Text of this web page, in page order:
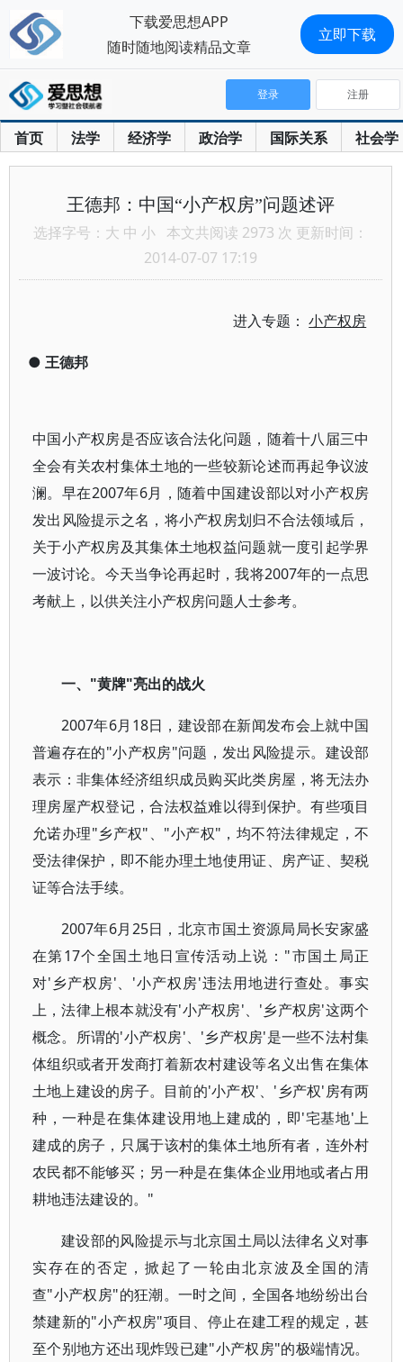
首页 法学 经济学 政治学 国际关系 社会学
登录 注册
王德邦：中国“小产权房”问题述评
选择字号： 大 中 小 本文共阅读 2973 次 更新时间：
2014-07-07 17:19
进入专题：小产权房
● 王德邦
中国小产权房是否应该合法化问题，随着十八届三中
全会有关农村集体土地的一些较新论述而再起争议波
澜。早在2007年6月，随着中国建设部以对小产权房
发出风险提示之名，将小产权房划归不合法领域后，
关于小产权房及其集体土地权益问题就一度引起学界
一波讨论。今天当争论再起时，我将2007年的一点思
考献上，以供关注小产权房问题人士参考。
一、"黄牌"亮出的战火
2007年6月18日，建设部在新闻发布会上就中国
普遍存在的"小产权房"问题，发出风险提示。建设部
表示：非集体经济组织成员购买此类房屋，将无法办
理房屋产权登记，合法权益难以得到保护。有些项目
允诺办理"乡产权"、"小产权"，均不符法律规定，不
受法律保护，即不能办理土地使用证、房产证、契税
证等合法手续。
2007年6月25日，北京市国土资源局局长安家盛
在第17个全国土地日宣传活动上说："市国土局正
对'乡产权房'、'小产权房'违法用地进行查处。事实
上，法律上根本就没有'小产权房'、'乡产权房'这两个
概念。所谓的'小产权房'、'乡产权房'是一些不法村集
体组织或者开发商打着新农村建设等名义出售在集体
土地上建设的房子。目前的'小产权'、'乡产权'房有两
种，一种是在集体建设用地上建成的，即'宅基地'上
建成的房子，只属于该村的集体土地所有者，连外村
农民都不能够买；另一种是在集体企业用地或者占用
耕地违法建设的。"
建设部的风险提示与北京国土局以法律名义对事
实存在的否定，掀起了一轮由北京波及全国的清
查"小产权房"的狂潮。一时之间，全国各地纷纷出台
禁建新的"小产权房"项目、停止在建工程的规定，甚
至个别地方还出现炸毁已建"小产权房"的极端情况。
下载爱思想APP
随时随地阅读精品文章
立即下载